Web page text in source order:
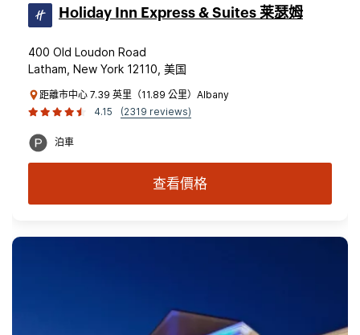
Holiday Inn Express & Suites 莱瑟姆
400 Old Loudon Road
Latham, New York 12110, 美国
距離市中心 7.39 英里（11.89 公里）Albany
4.15
(2319 reviews)
泊車
查看價格